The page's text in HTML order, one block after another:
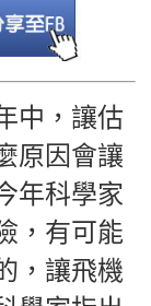
中，讓估
原因會讓
年科學家
，有可能
，讓飛機